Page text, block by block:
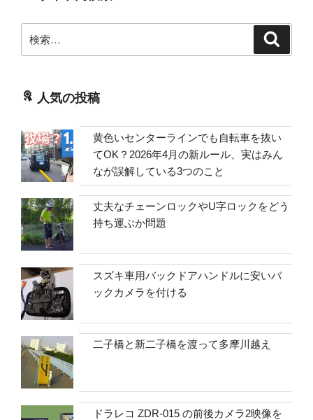
索:
人気の投稿
黄色いセンターラインでも自転車を抜い
てOK？2026年4月の新ルール、実はみん
なが誤解している3つのこと
丈夫なチェーンロックやU字ロックをどう
持ち運ぶか問題
スズキ車用バックドアハンドルに安いバ
ックカメラを付ける
二子橋と新二子橋を渡って多摩川越え
ドラレコ ZDR-015 の前後カメラ2映像を